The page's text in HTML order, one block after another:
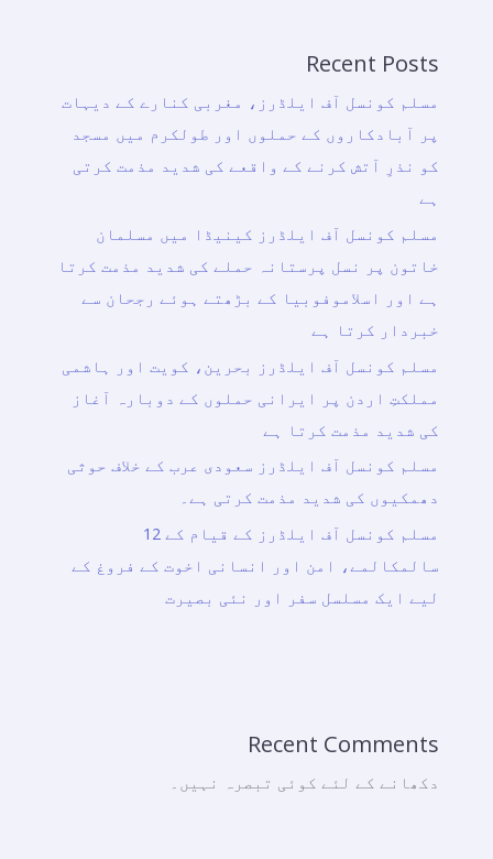
Recent Posts
مسلم کونسل آف ایلڈرز، مغربی کنارے کے دیہات
پر آبادکاروں کے حملوں اور طولکرم میں مسجد
کو نذرِ آتش کرنے کے واقعے کی شدید مذمت کرتی
ہے
مسلم کونسل آف ایلڈرز کینیڈا میں مسلمان
خاتون پر نسل پرستانہ حملے کی شدید مذمت کرتا
ہے اور اسلاموفوبیا کے بڑھتے ہوئے رجحان سے
خبردار کرتا ہے
مسلم کونسل آف ایلڈرز بحرین، کویت اور ہاشمی
مملکتِ اردن پر ایرانی حملوں کے دوبارہ آغاز
کی شدید مذمت کرتا ہے
مسلم کونسل آف ایلڈرز سعودی عرب کے خلاف حوثی
دھمکیوں کی شدید مذمت کرتی ہے۔
مسلم کونسل آف ایلڈرز کے قیام کے 12
سالمکالمے، امن اور انسانی اخوت کے فروغ کے
لیے ایک مسلسل سفر اور نئی بصیرت
Recent Comments
دکھانے کے لئے کوئی تبصرہ نہیں۔